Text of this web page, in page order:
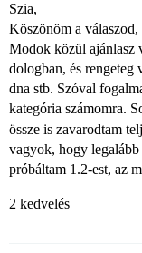
Szia,
Köszönöm a válaszod,
Modok közül ajánlasz
dologban, és rengeteg
dna stb. Szóval
kategória számomra.
össze is zavarodtam
vagyok, hogy
próbáltam 1.2-est, az
2 kedvelés